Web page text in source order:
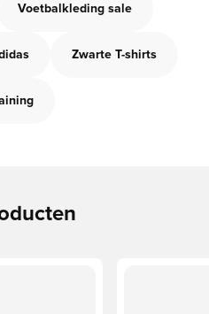
Voetbalkleding sale
Zwarte T-shirts